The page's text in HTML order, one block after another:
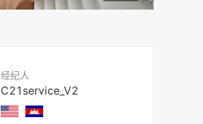
经纪人
C21service_V2